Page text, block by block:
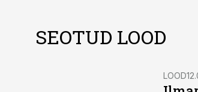
SEOTUD LOOD
LOOD